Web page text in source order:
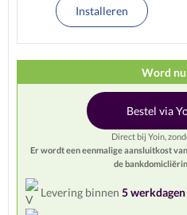
Installeren
Word
Levering binnen 5 werkdagen
Bestel via
Direct bij Yoin,
Er wordt een eenmalige aansluitkost
de